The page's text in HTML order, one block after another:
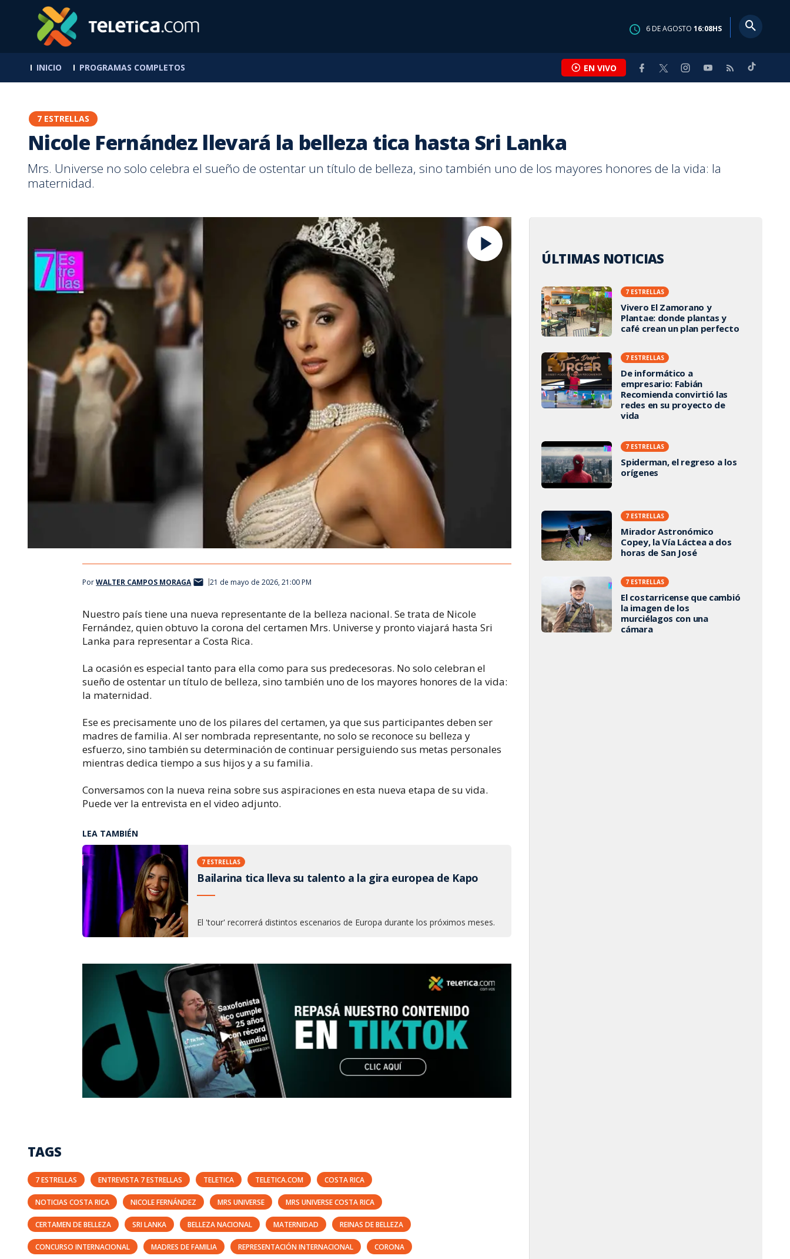
6 DEAGOSTO 16:08HS
INICIO PROGRAMAS COMPLETOS EN VIVO
7 ESTRELLAS
Nicole Fernández llevará la belleza tica hasta Sri Lanka
Mrs. Universe no solo celebra el sueño de ostentar un título de belleza, sino también uno de los mayores honores de la vida: la
maternidad.
PorWALTER CAMPOS MORAGA 21 de mayo de 2026, 21:00 PM
Nuestro país tiene una nueva representante de la belleza nacional. Se trata de Nicole
Fernández, quien obtuvo la corona del certamen Mrs. Universe y pronto viajará hasta Sri
Lanka para representar a Costa Rica.
La ocasión es especial tanto para ella como para sus predecesoras. No solo celebran el
sueño de ostentar un título de belleza, sino también uno de los mayores honores de la vida:
la maternidad.
Ese es precisamente uno de los pilares del certamen, ya que sus participantes deben ser
madres de familia. Al ser nombrada representante, no solo se reconoce su belleza y
esfuerzo, sino también su determinación de continuar persiguiendo sus metas personales
mientras dedica tiempo a sus hijos y a su familia.
Conversamos con la nueva reina sobre sus aspiraciones en esta nueva etapa de su vida.
Puede ver la entrevista en el video adjunto.
LEA TAMBIÉN
7 ESTRELLAS
Bailarina tica lleva su talento a la gira europea de Kapo
El 'tour' recorrerá distintos escenarios de Europa durante los próximos meses.
TAGS
7 ESTRELLAS ENTREVISTA 7 ESTRELLAS TELETICA TELETICA.COM COSTA RICA
NOTICIAS COSTA RICA NICOLE FERNÁNDEZ MRS UNIVERSE MRS UNIVERSE COSTA RICA
CERTAMEN DE BELLEZA SRI LANKA BELLEZA NACIONAL MATERNIDAD REINAS DE BELLEZA
CONCURSO INTERNACIONAL MADRES DE FAMILIA REPRESENTACIÓN INTERNACIONAL CORONA
ÚLTIMAS NOTICIAS
7 ESTRELLAS
Vivero El Zamorano y
Plantae: donde plantas y
café crean un plan perfecto
7 ESTRELLAS
De informático a
empresario: Fabián
Recomienda convirtió las
redes en su proyecto de
vida
7 ESTRELLAS
Spiderman, el regreso a los
orígenes
7 ESTRELLAS
Mirador Astronómico
Copey, la Vía Láctea a dos
horas de San José
7 ESTRELLAS
El costarricense que cambió
la imagen de los
murciélagos con una
cámara